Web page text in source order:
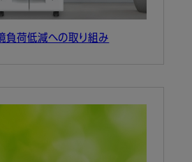
負荷低減への取り組み